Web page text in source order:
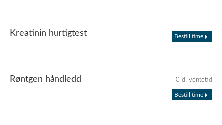
Kreatinin hurtigtest Bestill time
Røntgen håndledd 0 d. ventetid
Bestill time